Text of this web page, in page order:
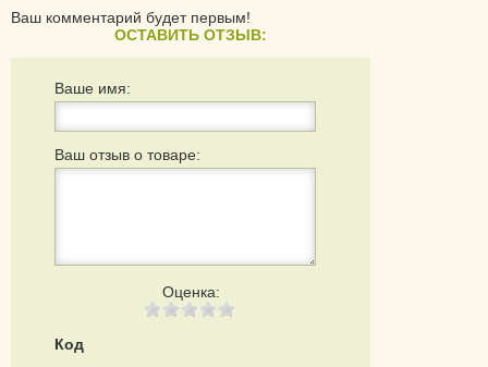
Ваш комментарий будет первым!
ОСТАВИТЬ ОТЗЫВ:
Ваше имя:
Ваш отзыв о товаре:
Оценка:
Код